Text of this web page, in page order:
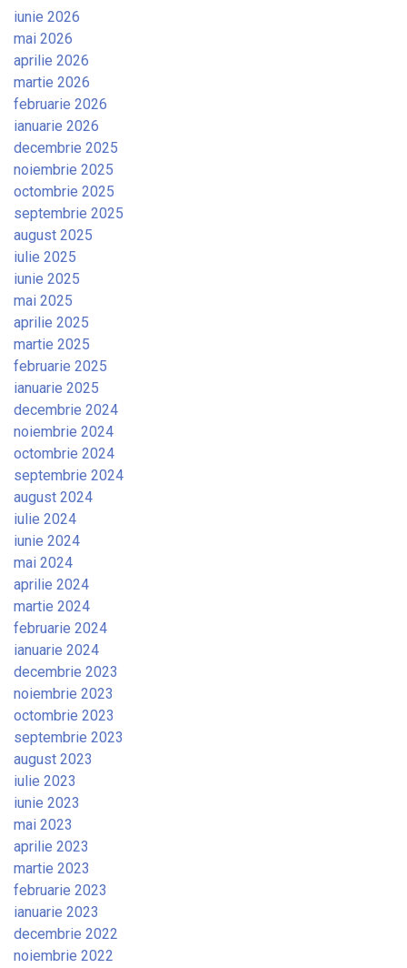
iunie 2026
mai 2026
aprilie 2026
martie 2026
februarie 2026
ianuarie 2026
decembrie 2025
noiembrie 2025
octombrie 2025
septembrie 2025
august 2025
iulie 2025
iunie 2025
mai 2025
aprilie 2025
martie 2025
februarie 2025
ianuarie 2025
decembrie 2024
noiembrie 2024
octombrie 2024
septembrie 2024
august 2024
iulie 2024
iunie 2024
mai 2024
aprilie 2024
martie 2024
februarie 2024
ianuarie 2024
decembrie 2023
noiembrie 2023
octombrie 2023
septembrie 2023
august 2023
iulie 2023
iunie 2023
mai 2023
aprilie 2023
martie 2023
februarie 2023
ianuarie 2023
decembrie 2022
noiembrie 2022